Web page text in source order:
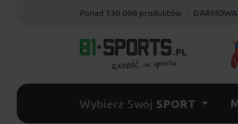
Ponad 130.000 produktów
Wybierz Swój SPORT